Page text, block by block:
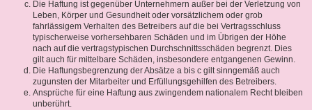
Die Haftung ist gegenüber Unternehmern außer bei der Verletzung von
Leben, Körper und Gesundheit oder vorsätzlichem oder grob
fahrlässigem Verhalten des Betreibers auf die bei Vertragsschluss
typischerweise vorhersehbaren Schäden und im Übrigen der Höhe
nach auf die vertragstypischen Durchschnittsschäden begrenzt. Dies
gilt auch für mittelbare Schäden, insbesondere entgangenen Gewinn.
Die Haftungsbegrenzung der Absätze a bis c gilt sinngemäß auch
zugunsten der Mitarbeiter und Erfüllungsgehilfen des Betreibers.
Ansprüche für eine Haftung aus zwingendem nationalem Recht bleiben
unberührt.